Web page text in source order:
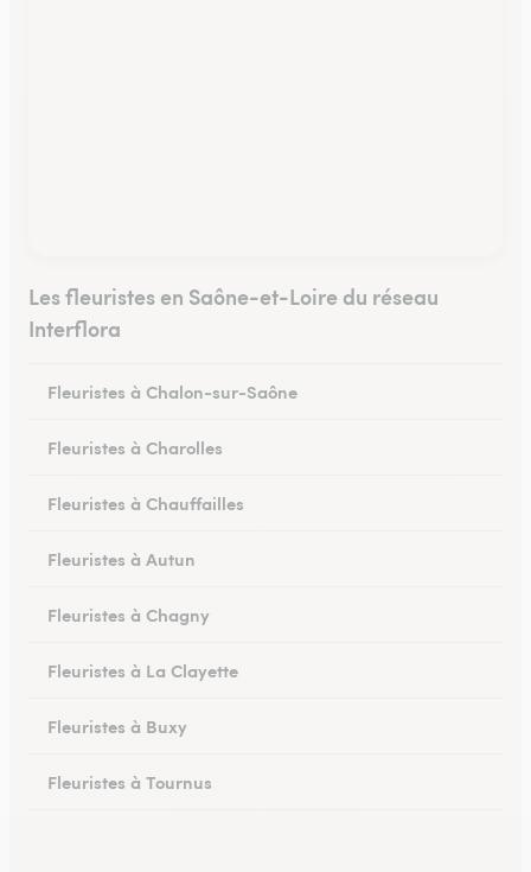
Les fleuristes en Saône-et-Loire du réseau
Interflora
Fleuristes à Chalon-sur-Saône
Fleuristes à Charolles
Fleuristes à Chauffailles
Fleuristes à Autun
Fleuristes à Chagny
Fleuristes à La Clayette
Fleuristes à Buxy
Fleuristes à Tournus